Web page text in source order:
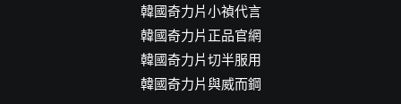
韓國奇力片小禎代言
韓國奇力片正品官網
韓國奇力片切半服用
韓國奇力片與威而鋼